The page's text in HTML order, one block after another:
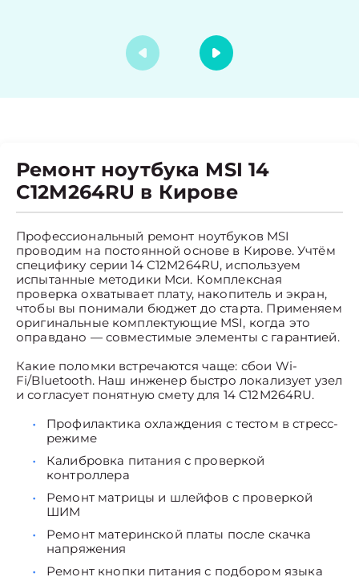
Ремонт ноутбука MSI 14
C12M264RU в Кирове
Профессиональный ремонт ноутбуков MSI
проводим на постоянной основе в Кирове. Учтём
специфику серии 14 C12M264RU, используем
испытанные методики Мси. Комплексная
проверка охватывает плату, накопитель и экран,
чтобы вы понимали бюджет до старта. Применяем
оригинальные комплектующие MSI, когда это
оправдано — совместимые элементы с гарантией.
Какие поломки встречаются чаще: сбои Wi-
Fi/Bluetooth. Наш инженер быстро локализует узел
и согласует понятную смету для 14 C12M264RU.
Профилактика охлаждения с тестом в стресс-
режиме
Калибровка питания с проверкой
контроллера
Ремонт матрицы и шлейфов с проверкой
ШИМ
Ремонт материнской платы после скачка
напряжения
Ремонт кнопки питания с подбором языка